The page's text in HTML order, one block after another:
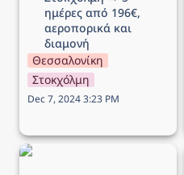
ημέρες από 196€,
αεροπορικά και
διαμονή
Θεσσαλονίκη
Στοκχόλμη
Dec 7, 2024 3:23 PM
Ταξίδι στo Ίνσμπρουκ →